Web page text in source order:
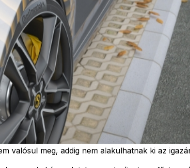
valósul meg, addig nem alakulhatnak ki az